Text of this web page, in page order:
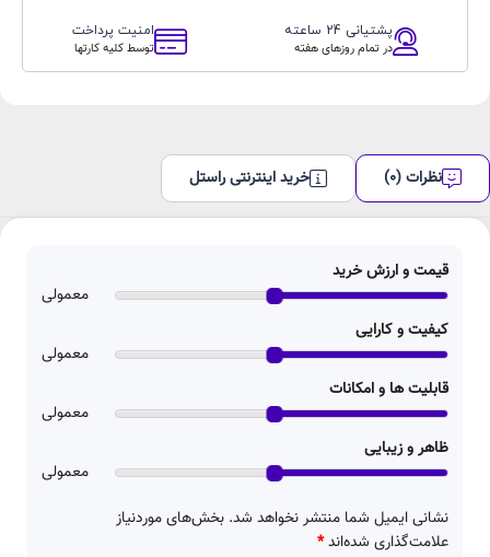
پشتیانی 24 ساعته
در تمام روزهای هفته
امنیت پرداخت
توسط کلیه کارتها
نظرات (0) خرید اینترنتی راستل
قیمت و ارزش خرید
معمولی
کیفیت و کارایی
معمولی
قابلیت ها و امکانات
معمولی
ظاهر و زیبایی
معمولی
نشانی ایمیل شما منتشر نخواهد شد. بخش‌های موردنیاز
علامت‌گذاری شده‌اند*